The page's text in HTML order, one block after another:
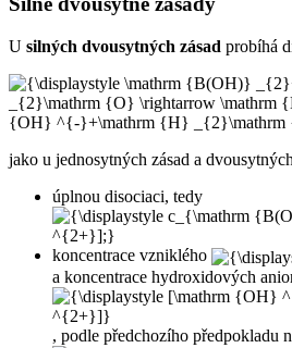
U silných dvousytných zásad probíhá
jako u jednosytných zásad a
úplnou disociaci, tedy
koncentrace vzniklého
a koncentrace hydroxidových
, podle předchozího předpokladu